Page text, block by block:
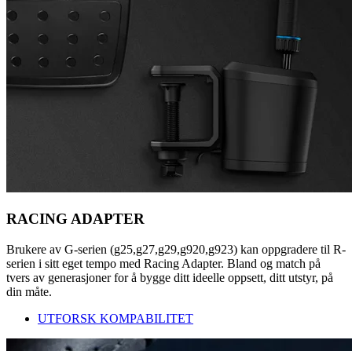
RACING ADAPTER
Brukere av G-serien (g25,g27,g29,g920,g923) kan oppgradere til R-
serien i sitt eget tempo med Racing Adapter. Bland og match på
tvers av generasjoner for å bygge ditt ideelle oppsett, ditt utstyr, på
din måte.
UTFORSK KOMPABILITET